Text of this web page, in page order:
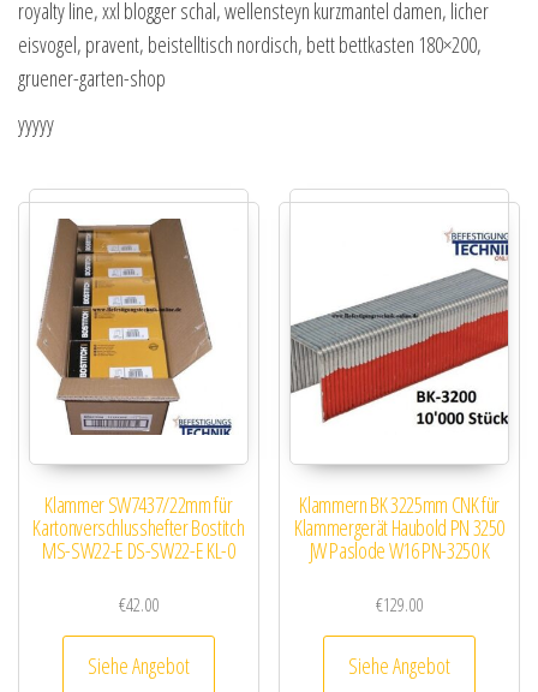
royalty line, xxl blogger schal, wellensteyn kurzmantel damen, licher
eisvogel, pravent, beistelltisch nordisch, bett bettkasten 180×200,
gruener-garten-shop
yyyyy
Klammer SW7437/22mm für
Kartonverschlusshefter Bostitch
MS-SW22-E DS-SW22-E KL-0
€42.00
Siehe Angebot
Klammern BK 3225mm CNK für
Klammergerät Haubold PN 3250
JW Paslode W16 PN-3250 K
€129.00
Siehe Angebot